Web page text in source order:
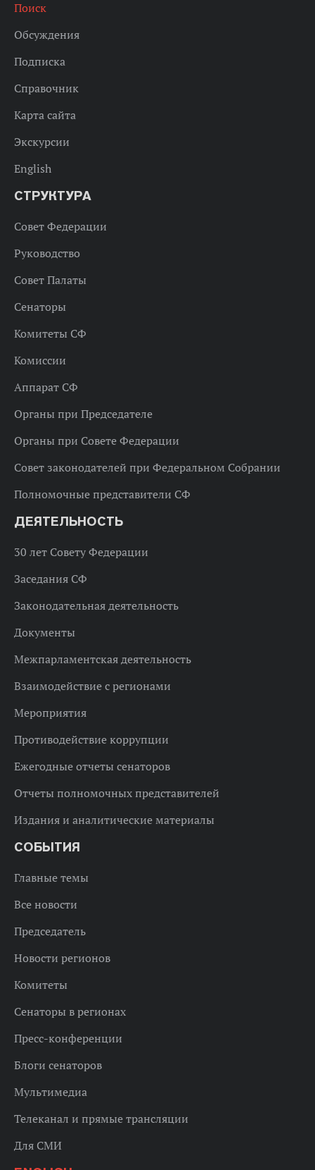
Поиск
Обсуждения
Подписка
Справочник
Карта сайта
Экскурсии
English
СТРУКТУРА
Совет Федерации
Руководство
Совет Палаты
Сенаторы
Комитеты СФ
Комиссии
Аппарат СФ
Органы при Председателе
Органы при Совете Федерации
Совет законодателей при Федеральном Собрании
Полномочные представители СФ
ДЕЯТЕЛЬНОСТЬ
30 лет Совету Федерации
Заседания СФ
Законодательная деятельность
Документы
Межпарламентская деятельность
Взаимодействие с регионами
Мероприятия
Противодействие коррупции
Ежегодные отчеты сенаторов
Отчеты полномочных представителей
Издания и аналитические материалы
СОБЫТИЯ
Главные темы
Все новости
Председатель
Новости регионов
Комитеты
Сенаторы в регионах
Пресс-конференции
Блоги сенаторов
Мультимедиа
Телеканал и прямые трансляции
Для СМИ